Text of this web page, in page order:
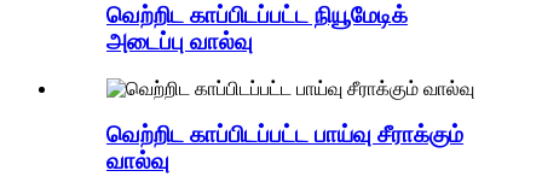
வெற்றிட காப்பிடப்பட்ட நியூமேடிக்
அடைப்பு வால்வு
வெற்றிட காப்பிடப்பட்ட பாய்வு சீராக்கும்
வால்வு